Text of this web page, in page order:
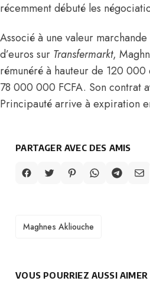
récemment débuté les
Associé à une valeur
d’euros sur Transfermarkt,
rémunéré à hauteur de 120
78 000 000 FCFA. Son contrat
Principauté arrive à expiration
PARTAGER AVEC DES AMIS
TAGS
Maghnes Akliouche
VOUS POURRIEZ AUSSI AIMER